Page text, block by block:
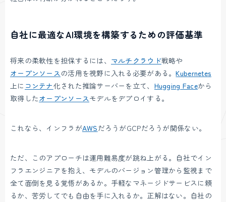
自社に最適なAI環境を構築するための評価基準
将来の柔軟性を担保するには、 マルチクラウド戦略や
オープンソース の活用を視野に入れる必要がある。Kubernetes
上に コンテナ化された推論サーバーを立て、 Hugging Faceから
取得したオープンソースモデルをデプロイする。
これなら、インフラがAWSだろうがGCPだろうが関係ない。
ただ、このアプローチは運用難易度が跳ね上がる。自社でイン
フラエンジニアを抱え、モデルのバージョン管理から監視まで
全て面倒を見る覚悟があるか。手軽なマネージドサービスに頼
るか、苦労してでも自由を手に入れるか。正解はない。自社の